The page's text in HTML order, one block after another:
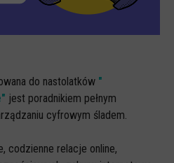
do nastolatków "
jest poradnikiem pełnym
cyfrowym śladem.
codzienne relacje online,